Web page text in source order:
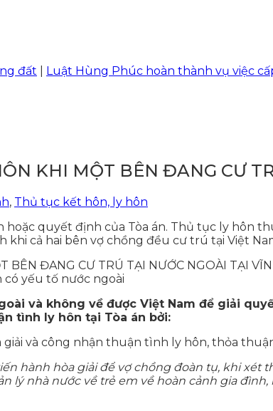
|Luật Hùng Phúc hoàn thành vụ việc cấp
KHI MỘT BÊN ĐANG CƯ
, Thủ tục kết hôn, ly hôn
hoặc quyết định của Tòa án. Thủ tục ly hôn
cả hai bên vợ chồng đều cư trú tại Việt
ngoài
và không về được Việt Nam để giải
tình ly hôn tại Tòa án bởi:
và công nhận thuận tình ly hôn, thỏa
hành hòa giải để vợ chồng đoàn tụ, khi
lý nhà nước về trẻ em về hoàn cảnh gia